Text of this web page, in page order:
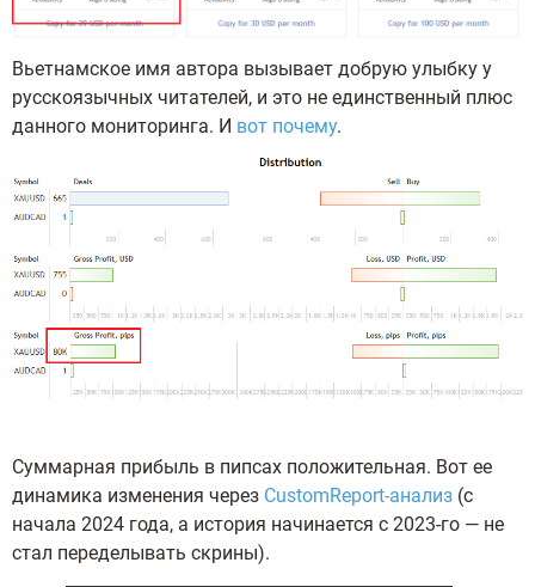
Вьетнамское имя автора вызывает добрую улыбку у
русскоязычных читателей, и это не единственный плюс
данного мониторинга. И вот почему.
Суммарная прибыль в пипсах положительная. Вот ее
динамика изменения через CustomReport-анализ (с
начала 2024 года, а история начинается с 2023-го — не
стал переделывать скрины).